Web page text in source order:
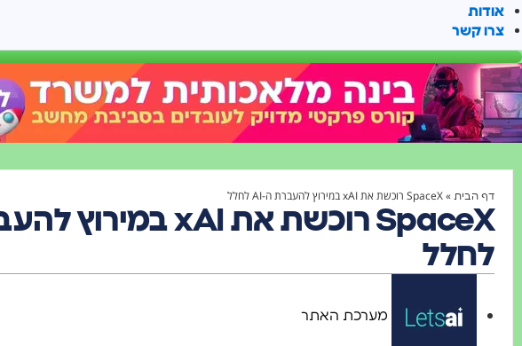
אודות
צרו קשר
דף הבית »SpaceX רוכשת את xAI במירוץ להעברת ה-AI לחלל
לחלל
מערכת האתר